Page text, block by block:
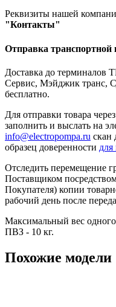
Реквизиты нашей
"Контакты"
Отправка транспортной
Доставка до
Сервис, Мэйджик транс,
бесплатно.
Для отправки товара
заполнить и выслать на
info@electropompa.ru скан
образец доверенности
Отследить перемещение
Поставщиком
Покупателя) копии
рабочий день после
Максимальный вес
ПВЗ - 10 кг.
Похожие модели